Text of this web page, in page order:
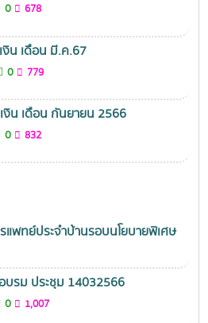
0 678
งิน เดือน มี.ค.67
0 779
งิน เดือน กันยายน 2566
0 832
พทย์ประจำบ้านรอบนโยบายพิเศษ
บรม ประชุม 14032566
0 1,007